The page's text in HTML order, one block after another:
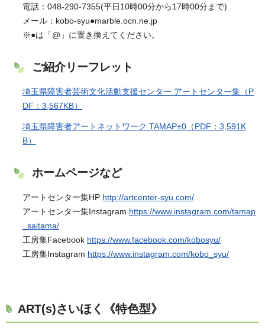
電話：048-290-7355(平日10時00分から17時00分まで)
メール：kobo-syu●marble.ocn.ne.jp
※●は「@」に置き換えてください。
ご紹介リーフレット
埼玉県障害者芸術文化活動支援センター アートセンター集（P
DF：3,567KB）
埼玉県障害者アートネットワーク TAMAP±0（PDF：3,591K
B）
ホームページなど
アートセンター集HP http://artcenter-syu.com/
アートセンター集Instagram https://www.instagram.com/tamap
_saitama/
工房集Facebook https://www.facebook.com/kobosyu/
工房集Instagram https://www.instagram.com/kobo_syu/
ART(s)さいほく 《特色型》